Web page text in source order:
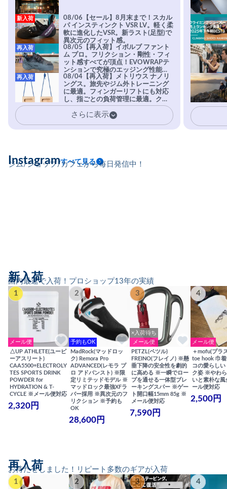
08/06【セール】8月末まで！スカル
パ インスティンクト VSR LV。軽く柔
軟に進化したVSR。新ラスト(足型)で
異次元のフィット感。
新入荷
08/05【再入荷】イボルブ ファント
ム プロ。フリクション・剛性・フィ
ット感すべてが頂点！EVOWRAPテ
ンションで究極のエッジング性能を
実現。進化系ラバーEvo-74はTRAX
を凌駕する粘着力で極小ホールドに
安心感。
再入荷
08/04【再入荷】メトリウス ナノリ
ングス。旅先やジム外トレーニング
に最適。フィンガーリフトにも対応
し、指ごとの負荷管理に最適。クラ
イマーの指を本気で鍛えるギア。
再入荷
さらに表示
ジム/ショップ/カフェから毎日発信中！
Instagramすべて見る
国内最速で入荷！プロショップ13年の実績
新入荷
1
メール便
△UP ATHLETE(ユーピ
ーアスリート)
CAA5500+ELECTROLY
TES SPORTS DRINK
POWDER for
HYDRATION & T-
CYCLE ※メール便対応
2,320円
2
予約もOK
MadRock(マッドロッ
ク) Remora Pro
ADVANCED(レモラ プ
ロ アドバンスト) ※限
定リミテッドモデル ※
マッドロック最強XFラ
バー採用 ※異次元のフ
リクション ※予約も
OK
28,600円
3
×入荷待ち
メール便
PETZL(ペツル)
FREINO(フレイノ) ※懸
垂下降の安全性を劇的
に高める ※一瞬でロー
プを通せる一体型ブレ
ーキングスパー ※ゲー
ト開口幅15mm 85g ※
メール便対応
7,590円
4
メール便
＋mofu(プラ
toe hook 巾
コの愛らしい
ク姿 ※やわ
いと素朴な
ール便対応
2,500円
お待たせしました！リピート多数のギアが入荷
再入荷
1 2 3 4